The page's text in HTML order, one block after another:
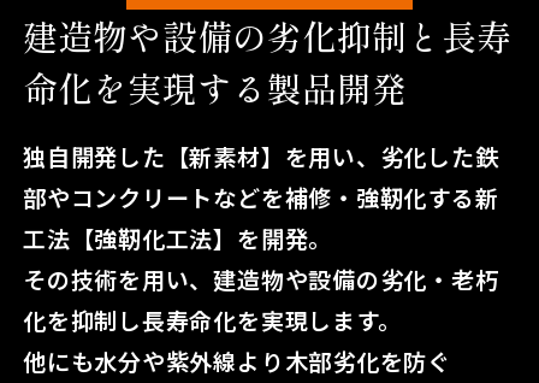
建造物や設備の劣化抑制と長寿
命化を実現する製品開発
独自開発した【新素材】を用い、劣化した鉄
部やコンクリートなどを補修・強靭化する新
工法【強靭化工法】を開発。
その技術を用い、建造物や設備の劣化・老朽
化を抑制し長寿命化を実現します。
他にも水分や紫外線より木部劣化を防ぐ